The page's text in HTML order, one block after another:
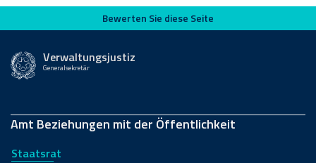
Bewerten Sie diese Seite
Bewerten Sie diese Seite
Verwaltungsjustiz
Generalsekretär
Amt Beziehungen mit der Öffentlichkeit
Staatsrat